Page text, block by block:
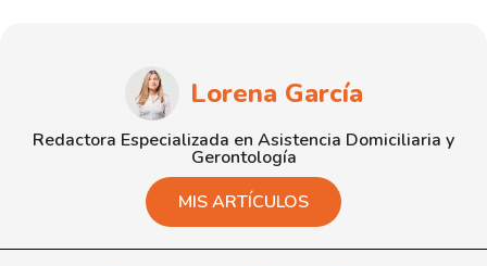
Lorena García
Redactora Especializada en Asistencia Domiciliaria y
Gerontología
MIS ARTÍCULOS